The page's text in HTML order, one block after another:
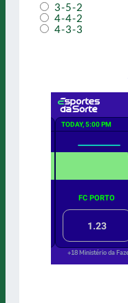
3-5-2
4-4-2
4-3-3